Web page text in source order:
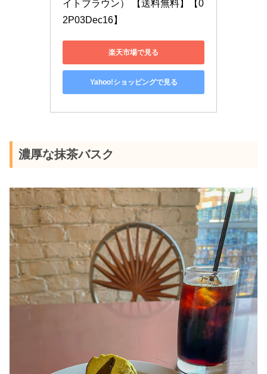
イトブラウン） 【送料無料】【0
2P03Dec16】
楽天市場で見る
Yahoo!ショッピングで見る
濃厚な抹茶バスク